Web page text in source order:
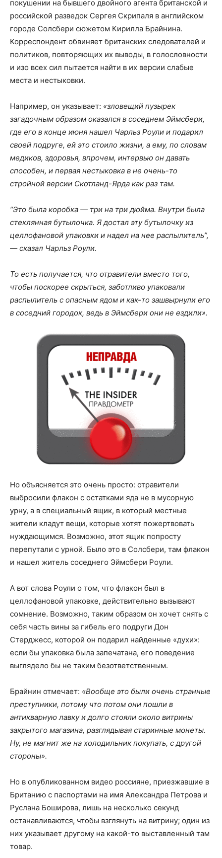
покушении на бывшего двойного агента британской и
российской разведок Сергея Скрипаля в английском
городе Солсбери сюжетом Кирилла Брайнина.
Корреспондент обвиняет британских следователей и
политиков, повторяющих их выводы, в голословности
и изо всех сил пытается найти в их версии слабые
места и нестыковки.
Например, он указывает: «зловещий пузырек
загадочным образом оказался в соседнем Эймсбери,
где его в конце июня нашел Чарльз Роули и подарил
своей подруге, ей это стоило жизни, а ему, по словам
медиков, здоровья, впрочем, интервью он давать
способен, и первая нестыковка в не очень-то
стройной версии Скотланд-Ярда как раз там.
“Это была коробка — три на три дюйма. Внутри была
стеклянная бутылочка. Я достал эту бутылочку из
целлофановой упаковки и надел на нее распылитель”,
— сказал Чарльз Роули.
То есть получается, что отравители вместо того,
чтобы поскорее скрыться, заботливо упаковали
распылитель с опасным ядом и как-то зашвырнули его
в соседний городок, ведь в Эймсбери они не ездили».
Но объясняется это очень просто: отравители
выбросили флакон с остатками яда не в мусорную
урну, а в специальный ящик, в который местные
жители кладут вещи, которые хотят пожертвовать
нуждающимся. Возможно, этот ящик попросту
перепутали с урной. Было это в Солсбери, там флакон
и нашел житель соседнего Эймсбери Роули.
А вот слова Роули о том, что флакон был в
целлофановой упаковке, действительно вызывают
сомнение. Возможно, таким образом он хочет снять с
себя часть вины за гибель его подруги Дон
Стерджесс, которой он подарил найденные «духи»:
если бы упаковка была запечатана, его поведение
выглядело бы не таким безответственным.
Брайнин отмечает: «Вообще это были очень странные
преступники, потому что потом они пошли в
антикварную лавку и долго стояли около витрины
закрытого магазина, разглядывая старинные монеты.
Ну, не магнит же на холодильник покупать, с другой
стороны».
Но в опубликованном видео россияне, приезжавшие в
Британию с паспортами на имя Александра Петрова и
Руслана Боширова, лишь на несколько секунд
останавливаются, чтобы взглянуть на витрину; один из
них указывает другому на какой-то выставленный там
товар.